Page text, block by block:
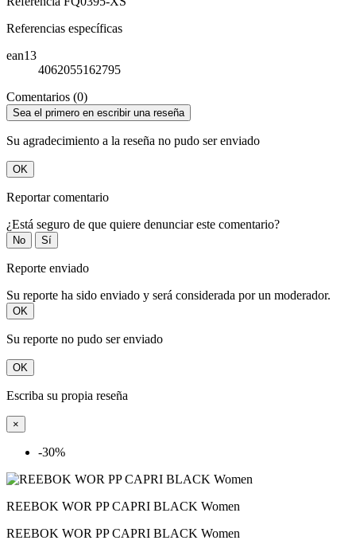
Referencias específicas
ean13
4062055162795
Comentarios (0)
Sea el primero en escribir una reseña
Su agradecimiento a la reseña no pudo ser enviado
OK
Reportar comentario
¿Está seguro de que quiere denunciar este comentario?
No Sí
Reporte enviado
Su reporte ha sido enviado y será considerada por un moderador.
OK
Su reporte no pudo ser enviado
OK
Escriba su propia reseña
×
-30%
REEBOK WOR PP CAPRI BLACK Women
REEBOK WOR PP CAPRI BLACK Women